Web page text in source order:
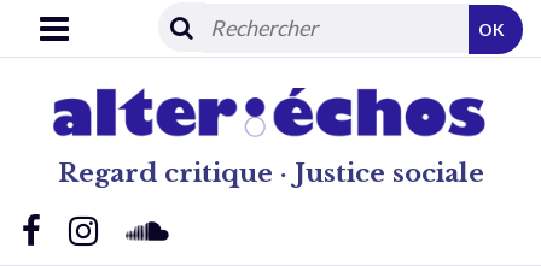
Regard critique · Justice sociale
OK